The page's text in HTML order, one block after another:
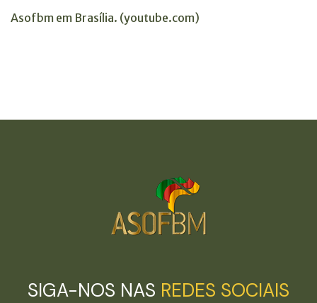
Asofbm em Brasília. (youtube.com)
SIGA-NOS NAS REDES SOCIAIS